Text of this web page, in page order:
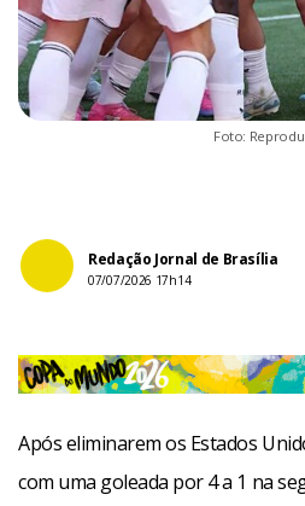
Foto:
Redação Jornal de Brasília
07/07/2026 17h14
Após eliminarem os Estados
com uma goleada por 4 a 1 na